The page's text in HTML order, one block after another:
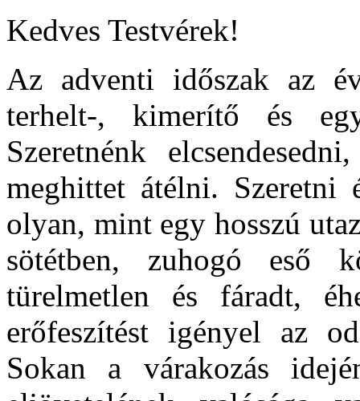
Kedves Testvérek!
Az adventi időszak az
terhelt-, kimerítő és
Szeretnénk
meghittet átélni. Szeretni
olyan, mint egy hosszú
sötétben, zuhogó eső
türelmetlen és fáradt,
erőfeszítést igényel az
Sokan a várakozás